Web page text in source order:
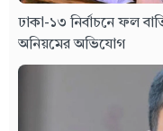
ঢাকা-১৩ নির্বাচনে ফল
অনিয়মের অভিযোগ